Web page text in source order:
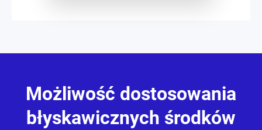
Możliwość dostosowania
błyskawicznych środków